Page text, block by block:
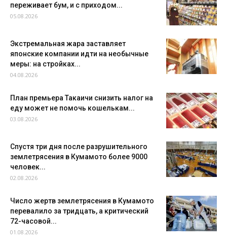
переживает бум, и с приходом...
05.08.2026
Экстремальная жара заставляет
японские компании идти на необычные
меры: на стройках...
04.08.2026
План премьера Такаичи снизить налог на
еду может не помочь кошелькам...
03.08.2026
Спустя три дня после разрушительного
землетрясения в Кумамото более 9000
человек...
02.08.2026
Число жертв землетрясения в Кумамото
перевалило за тридцать, а критический
72-часовой...
01.08.2026